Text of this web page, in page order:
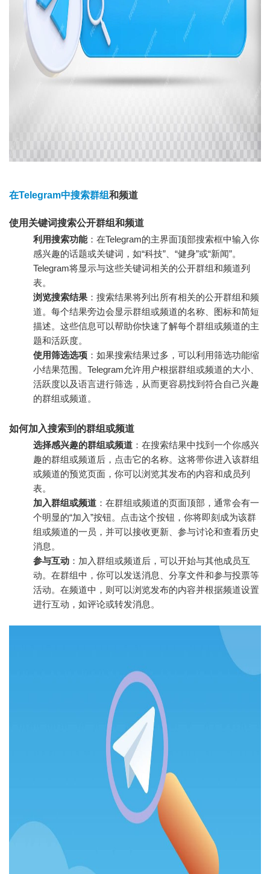
在Telegram中搜索群组和频道
使用关键词搜索公开群组和频道
利用搜索功能：在Telegram的主界面顶部搜索框中输入你
感兴趣的话题或关键词，如“科技”、“健身”或“新闻”。
Telegram将显示与这些关键词相关的公开群组和频道列
表。
浏览搜索结果 ：搜索结果将列出所有相关的公开群组和频
道。每个结果旁边会显示群组或频道的名称、图标和简短
描述。这些信息可以帮助你快速了解每个群组或频道的主
题和活跃度。
使用筛选选项 ：如果搜索结果过多，可以利用筛选功能缩
小结果范围。Telegram允许用户根据群组或频道的大小、
活跃度以及语言进行筛选，从而更容易找到符合自己兴趣
的群组或频道。
如何加入搜索到的群组或频道
选择感兴趣的群组或频道 ：在搜索结果中找到一个你感兴
趣的群组或频道后，点击它的名称。这将带你进入该群组
或频道的预览页面，你可以浏览其发布的内容和成员列
表。
加入群组或频道 ：在群组或频道的页面顶部，通常会有一
个明显的“加入”按钮。点击这个按钮，你将即刻成为该群
组或频道的一员，并可以接收更新、参与讨论和查看历史
消息。
参与互动 ：加入群组或频道后，可以开始与其他成员互
动。在群组中，你可以发送消息、分享文件和参与投票等
活动。在频道中，则可以浏览发布的内容并根据频道设置
进行互动，如评论或转发消息。